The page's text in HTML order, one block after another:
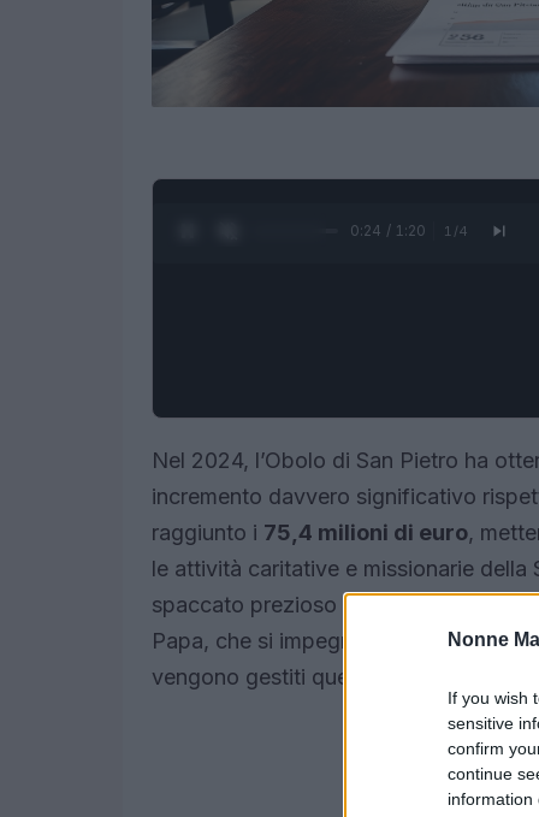
Nonne
If you wish
sensitive
confirm
continue
information
0:25 / 1:20 1 /4
Nel 2024, l’Obolo di San Pietro ha
incremento davvero significativo
raggiunto i 75,4 milioni di euro,
le attività caritative e missionarie della
spaccato prezioso su come le
Papa, che si impegna a favore delle
vengono gestiti questi fondi?